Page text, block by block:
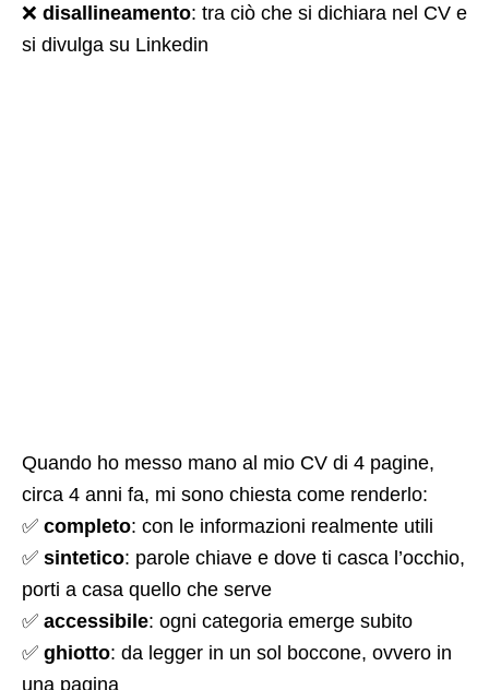
❌ disallineamento: tra ciò che si dichiara nel CV e
si divulga su Linkedin
Quando ho messo mano al mio CV di 4 pagine,
circa 4 anni fa, mi sono chiesta come renderlo:
✅ completo: con le informazioni realmente utili
✅ sintetico: parole chiave e dove ti casca l’occhio,
porti a casa quello che serve
✅ accessibile: ogni categoria emerge subito
✅ ghiotto: da legger in un sol boccone, ovvero in
una pagina